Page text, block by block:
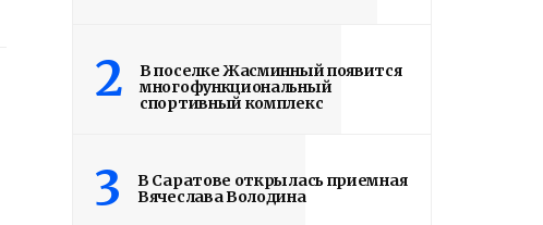
2
В поселке Жасминный появится
многофункциональный
спортивный комплекс
3
В Саратове открылась приемная
Вячеслава Володина